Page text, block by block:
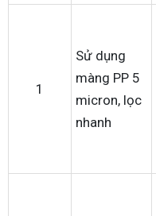
1
Sử dụng
màng PP 5
micron, lọc
nhanh